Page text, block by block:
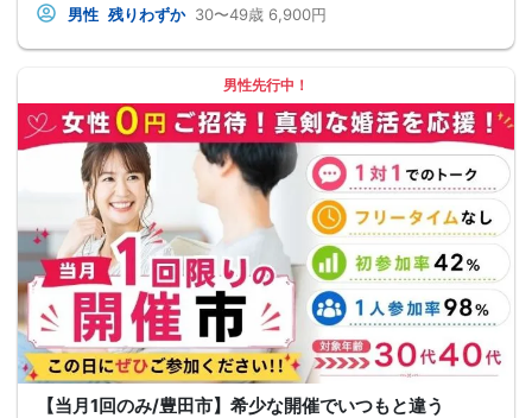
男性 残りわずか 30〜49歳 6,900円
男性先行中！
【当月1回のみ/豊田市】希少な開催でいつもと違う